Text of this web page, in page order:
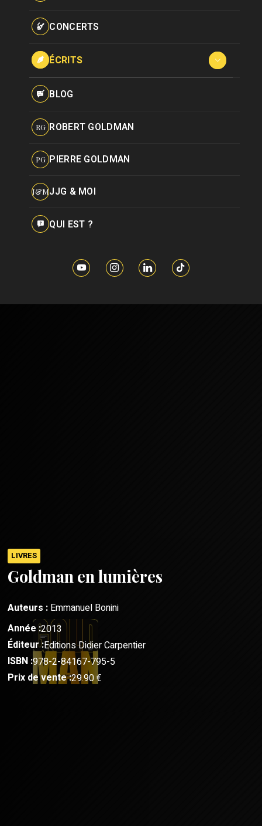
Pseudonymes
CONCERTS
ÉCRITS
Interviews
BLOG
RG ROBERT GOLDMAN
PG PIERRE GOLDMAN
J&MJJG & MOI
QUI EST ?
LIVRES
Goldman en lumières
Auteurs :Emmanuel Bonini
Année :2013
Éditeur :Editions Didier Carpentier
ISBN :978-2-84167-795-5
Prix de vente :29.90 €